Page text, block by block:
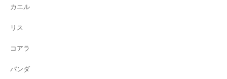
カエル
リス
コアラ
パンダ